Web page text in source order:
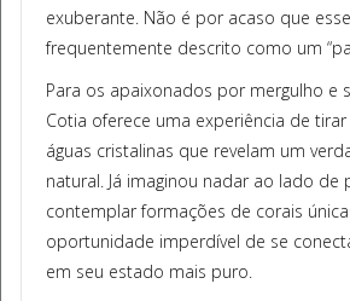
exuberante. Não é por acaso que
frequentemente descrito como um
Para os apaixonados por mergulho e
Cotia oferece uma experiência de
águas cristalinas que revelam um
natural. Já imaginou nadar ao lado de
contemplar formações de corais
oportunidade imperdível de se
em seu estado mais puro.